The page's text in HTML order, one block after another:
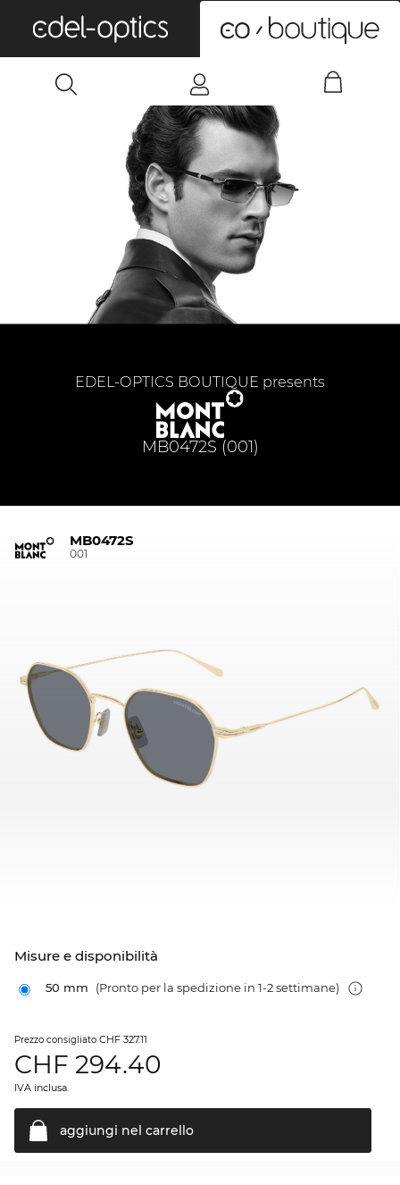
MB0472S (001)
EDEL-OPTICS BOUTIQUE presents
MB0472S
001
Misure e disponibilità
50 mm (Pronto per la spedizione in 1-2 settimane)
Prezzo consigliato CHF 327.11
CHF 294.40
IVA inclusa.
aggiungi nel carrello